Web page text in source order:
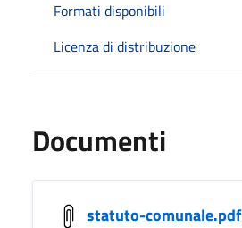
Formati disponibili
Licenza di distribuzione
Documenti
statuto-comunale.pdf